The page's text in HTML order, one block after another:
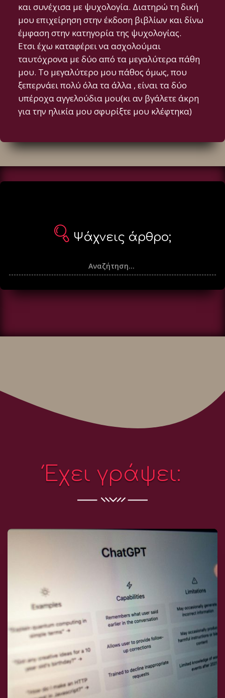
και συνέχισα με ψυχολογία. Διατηρώ τη δική
μου επιχείρηση στην έκδοση βιβλίων και δίνω
έμφαση στην κατηγορία της ψυχολογίας.
Ετσι έχω καταφέρει να ασχολούμαι
ταυτόχρονα με δύο από τα μεγαλύτερα πάθη
μου. Το μεγαλύτερο μου πάθος όμως, που
ξεπερνάει πολύ όλα τα άλλα , είναι τα δύο
υπέροχα αγγελούδια μου(κι αν βγάλετε άκρη
για την ηλικία μου σφυρίξτε μου κλέφτηκα)
Ψάχνεις άρθρο;
Έχει γράψει: